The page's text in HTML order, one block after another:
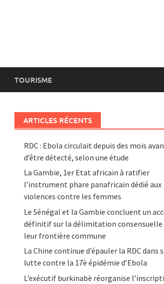
TOURISME
ARTICLES RÉCENTS
RDC : Ebola circulait depuis des mois
d’être détecté, selon une étude
La Gambie, 1er Etat africain à ratifier
l’instrument phare panafricain dédié aux
violences contre les femmes
Le Sénégal et la Gambie concluent un
définitif sur la délimitation consensuelle
leur frontière commune
La Chine continue d’épauler la RDC dans
lutte contre la 17è épidémie d’Ebola
L’exécutif burkinabè réorganise